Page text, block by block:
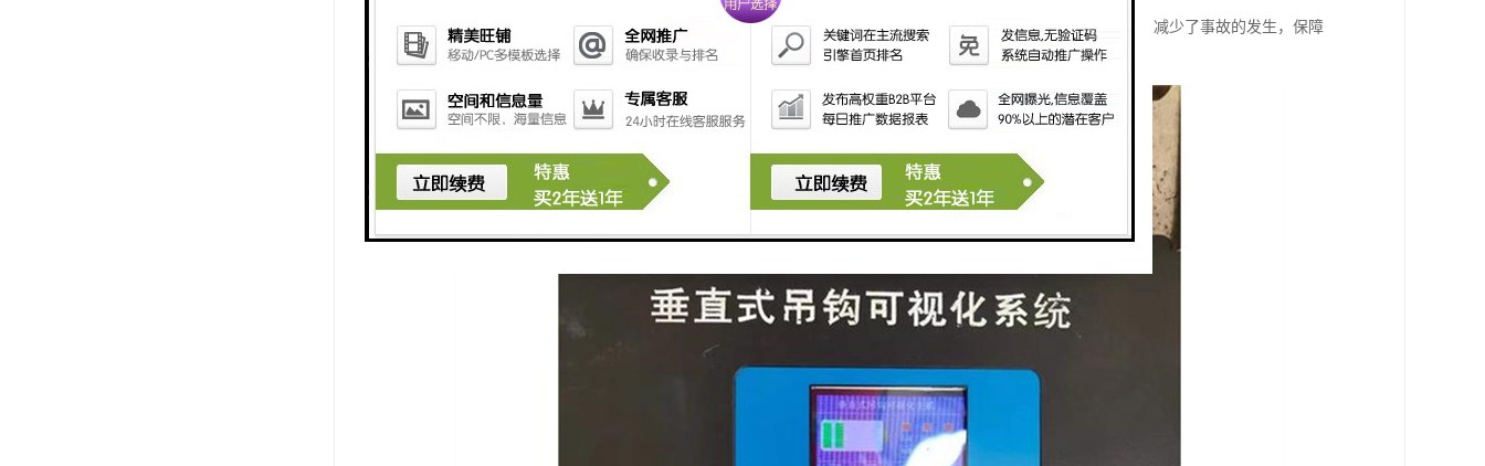
总体来说，塔吊安全监控系统通过实时监控、预警功能、数据分析等手段，提高了塔吊的安全性和工作效率，减少了事故的发生，保障
了工地的安全。